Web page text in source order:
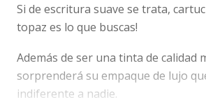
Si de escritura suave se trata,
topaz es lo que buscas!
Además de ser una tinta de calidad
sorprenderá su empaque de lujo
indiferente a nadie.